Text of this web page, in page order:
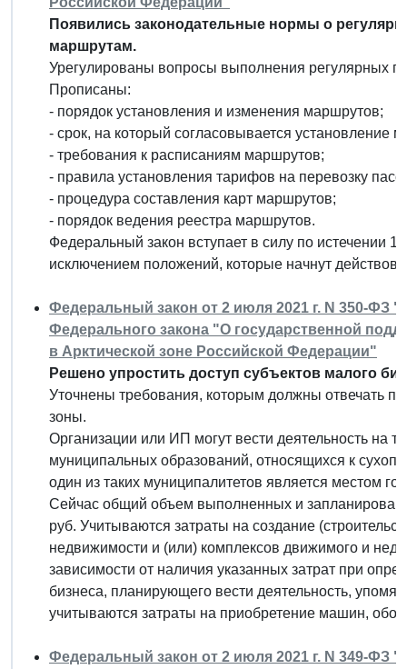
Появились законодательные нормы о
маршрутам.
Урегулированы вопросы выполнения регулярных
Прописаны:
- порядок установления и изменения маршрутов;
- срок, на который согласовывается установление
- требования к расписаниям маршрутов;
- правила установления тарифов на перевозку
- процедура составления карт маршрутов;
- порядок ведения реестра маршрутов.
Федеральный закон вступает в силу по истечении
исключением положений, которые начнут
Федеральный закон от 2 июля 2021 г. N 350-ФЗ
Федерального закона "О государственной
в Арктической зоне Российской Федерации"
Решено упростить доступ субъектов малого
Уточнены требования, которым должны отвечать
зоны.
Организации или ИП могут вести деятельность на
муниципальных образований, относящихся к
один из таких муниципалитетов является местом
Сейчас общий объем выполненных и
руб. Учитываются затраты на создание
недвижимости и (или) комплексов движимого и
зависимости от наличия указанных затрат при
бизнеса, планирующего вести деятельность,
учитываются затраты на приобретение машин,
Федеральный закон от 2 июля 2021 г. N 349-ФЗ